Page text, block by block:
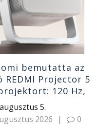
bemutatta az
REDMI Projector 5
120 Hz,
lumen és
Audio
5.
2026
| 0